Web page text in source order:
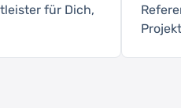
für Dich,